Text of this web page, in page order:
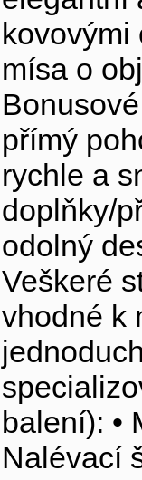
kovovými
mísa o
přímý
rychle a
doplňky/
odolný
Veškeré
vhodné k
balení): •
Nalévací